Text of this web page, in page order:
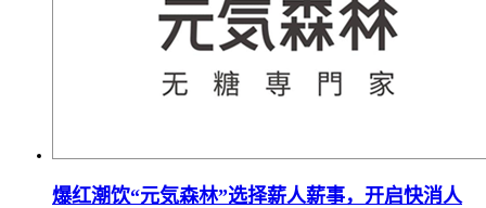
爆红潮饮“元気森林”选择薪人薪事，开启快消人